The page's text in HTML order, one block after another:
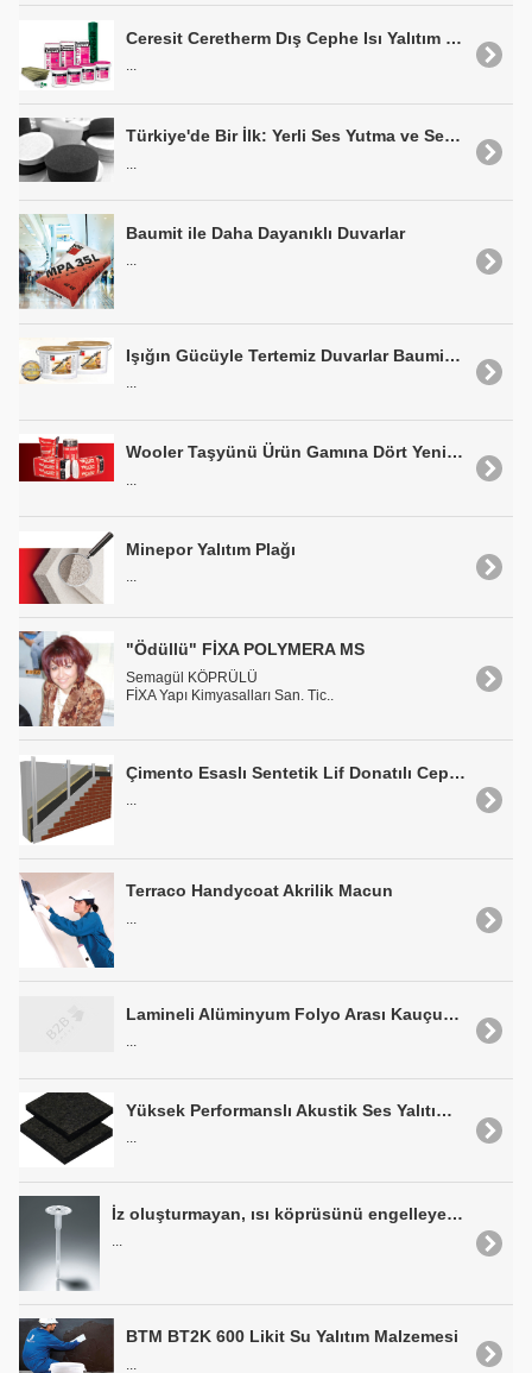
Ceresit Ceretherm Dış Cephe Isı Yalıtım Sistemleri
...
Türkiye'de Bir İlk: Yerli Ses Yutma ve Ses Geçiş Kaybı Ölçüm Tüpü
Baumit ile Daha Dayanıklı Duvarlar
...
Işığın Gücüyle Tertemiz Duvarlar Baumit Nanopor Photokat
...
Wooler Taşyünü Ürün Gamına Dört Yeni Ürün Ekledi
Minepor Yalıtım Plağı
...
"Ödüllü" FİXA POLYMERA MS
Semagül KÖPRÜLÜ
FİXA Yapı Kimyasalları San. Tic..
Çimento Esaslı Sentetik Lif Donatılı Cephe Çözümleri: I-CBoard
...
Terraco Handycoat Akrilik Macun
Lamineli Alüminyum Folyo Arası Kauçuk Köpüklü Flexible Boru ONEFLEX artist
...
Yüksek Performanslı Akustik Ses Yalıtım Malzemesi ONEFLEX® FONEC®
...
İz oluşturmayan, ısı köprüsünü engelleyen dübel Ejot STR-U
...
BTM BT2K 600 Likit Su Yalıtım Malzemesi